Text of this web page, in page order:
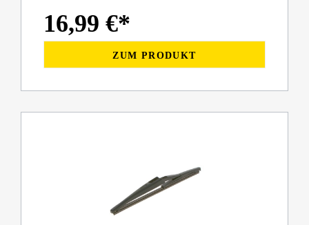
16,99 €*
ZUM PRODUKT